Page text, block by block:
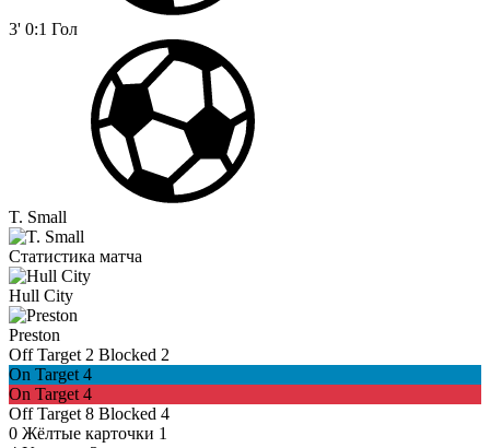
3' 0:1 Гол
T. Small
Статистика матча
Hull City
Preston
Off Target 2 Blocked 2
On Target 4
On Target 4
Off Target 8 Blocked 4
0 Жёлтые карточки 1